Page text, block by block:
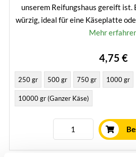
unserem Reifungshaus gereift ist.
würzig, ideal für eine Käseplatte
Mehr
4,75 €
250 gr 500 gr 750 gr 1000 gr
10000 gr (Ganzer Käse)